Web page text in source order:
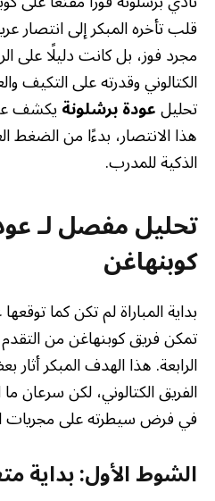
قلب تأخره المبكر إلى انتصار
مجرد فوز، بل كانت دليلًا على
الكتالوني وقدرته على التكيف
تحليلعودة برشلونةيكشف
هذا الانتصار، بدءًا من الضغط
الذكية للمدرب.
تحليل مفصل لـ
كوبنهاغن
بداية المباراة لم تكن كما
تمكن فريق كوبنهاغن من
الرابعة. هذا الهدف المبكر
الفريق الكتالوني، لكن سرعان
في فرض سيطرته على مجريات
الشوط الأول: بداية